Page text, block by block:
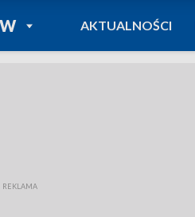
DO
REGIONY
AKTUALNOŚCI